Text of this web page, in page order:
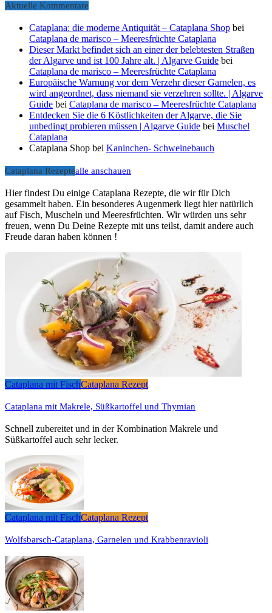
Aktuelle Kommentare
Cataplana: die moderne Antiquität – Cataplana Shop bei
Cataplana de marisco – Meeresfrüchte Cataplana
Dieser Markt befindet sich an einer der belebtesten Straßen
der Algarve und ist 100 Jahre alt. | Algarve Guide bei
Cataplana de marisco – Meeresfrüchte Cataplana
Europäische Warnung vor dem Verzehr dieser Garnelen, es
wird angeordnet, dass niemand sie verzehren sollte. | Algarve
Guide bei Cataplana de marisco – Meeresfrüchte Cataplana
Entdecken Sie die 6 Köstlichkeiten der Algarve, die Sie
unbedingt probieren müssen | Algarve Guide bei Muschel
Cataplana
Cataplana Shop bei Kaninchen- Schweinebauch
Cataplana Rezeptealle anschauen
Hier findest Du einige Cataplana Rezepte, die wir für Dich
gesammelt haben. Ein besonderes Augenmerk liegt hier natürlich
auf Fisch, Muscheln und Meeresfrüchten. Wir würden uns sehr
freuen, wenn Du Deine Rezepte mit uns teilst, damit andere auch
Freude daran haben können !
Cataplana mit FischCataplana Rezept
Cataplana mit Makrele, Süßkartoffel und Thymian
Schnell zubereitet und in der Kombination Makrele und
Süßkartoffel auch sehr lecker.
Cataplana mit FischCataplana Rezept
Wolfsbarsch-Cataplana, Garnelen und Krabbenravioli